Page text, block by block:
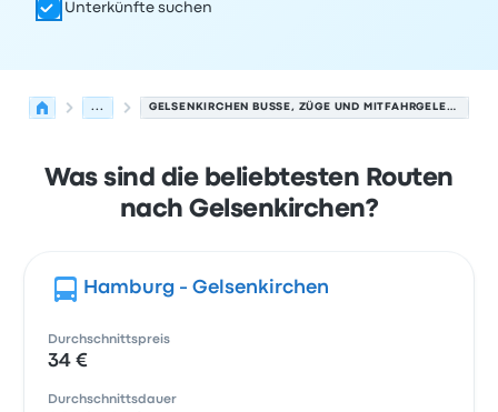
Unterkünfte suchen
... GELSENKIRCHEN BUSSE, ZÜGE UND MITFAHRGELEGENHEITEN.
Was sind die beliebtesten Routen
nach Gelsenkirchen?
Hamburg - Gelsenkirchen
Durchschnittspreis
34 €
Durchschnittsdauer